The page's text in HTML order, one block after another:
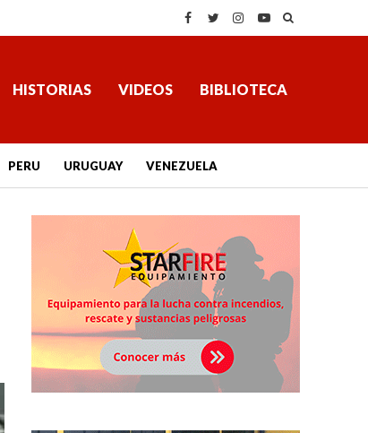
HISTORIAS VIDEOS BIBLIOTECA
PERU URUGUAY VENEZUELA